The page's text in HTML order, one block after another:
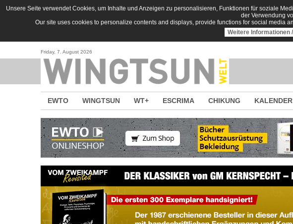
Direkt zum Inhalt
Unsere Seite verwendet Cookies, um Inhalte und Anzeigen zu personalisieren, Funktionen für soziale
der Verwendung
Our site uses cookies to personalize contents and displays, provide functions for social media
Weitere Informationen
Friday, 7. August 2026
EWTO WINGTSUN WT+ ESCRIMA CHIKUNG KALENDER